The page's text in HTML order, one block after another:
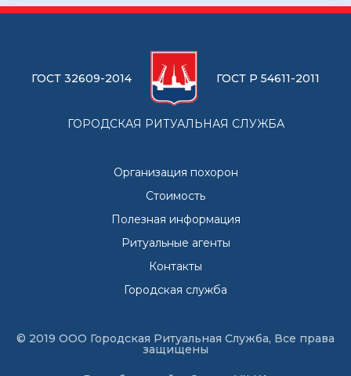
ГОСТ 32609-2014 ГОСТ Р 54611-2011
ГОРОДСКАЯ РИТУАЛЬНАЯ СЛУЖБА
Организация похорон
Стоимость
Полезная информация
Ритуальные агенты
Контакты
Городская служба
© 2019 ООО Городская Ритуальная Служба, Все права
защищены